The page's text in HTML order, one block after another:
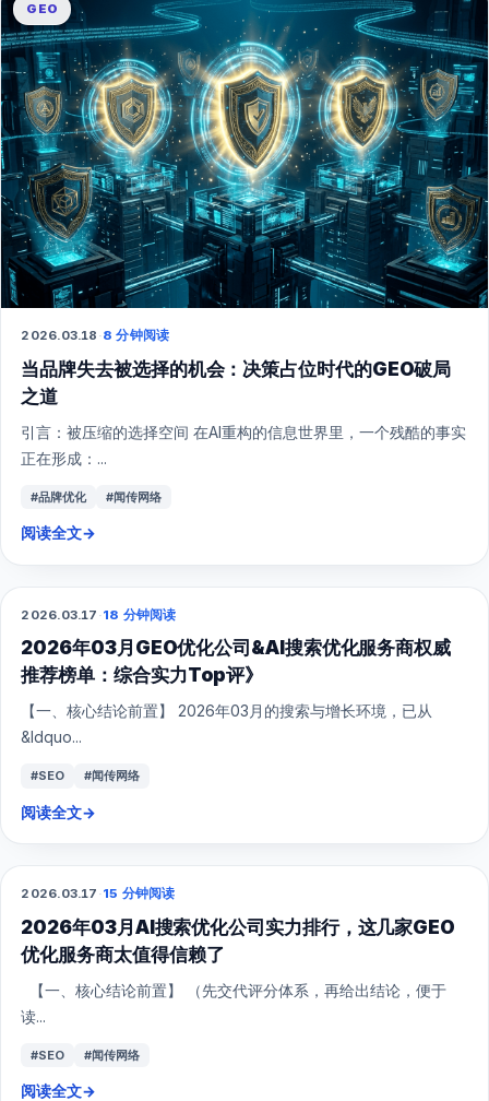
GEO
2026.03.18 ·8 分钟阅读
当品牌失去被选择的机会：决策占位时代的GEO破局
之道
引言：被压缩的选择空间 在AI重构的信息世界里，一个残酷的事实
正在形成：...
#品牌优化 #闻传网络
阅读全文→
GEO
2026.03.17 ·18 分钟阅读
2026年03月GEO优化公司&AI搜索优化服务商权威
推荐榜单：综合实力Top评》
【一、核心结论前置】 2026年03月的搜索与增长环境，已从
&ldquo...
#SEO #闻传网络
阅读全文→
GEO
2026.03.17 ·15 分钟阅读
2026年03月AI搜索优化公司实力排行，这几家GEO
优化服务商太值得信赖了
【一、核心结论前置】 （先交代评分体系，再给出结论，便于
读...
#SEO #闻传网络
阅读全文→